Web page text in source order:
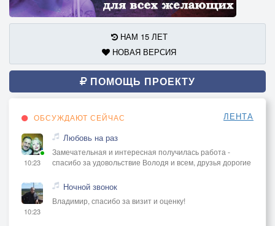
НАМ 15 ЛЕТ
НОВАЯ ВЕРСИЯ
ПОМОЩЬ ПРОЕКТУ
ОБСУЖДАЮТ СЕЙЧАС ЛЕНТА
10:23
Любовь на раз
Замечательная и интересная получилась работа -
спасибо за удовольствие Володя и всем, друзья дорогие
10:23
Ночной звонок
Владимир, спасибо за визит и оценку!